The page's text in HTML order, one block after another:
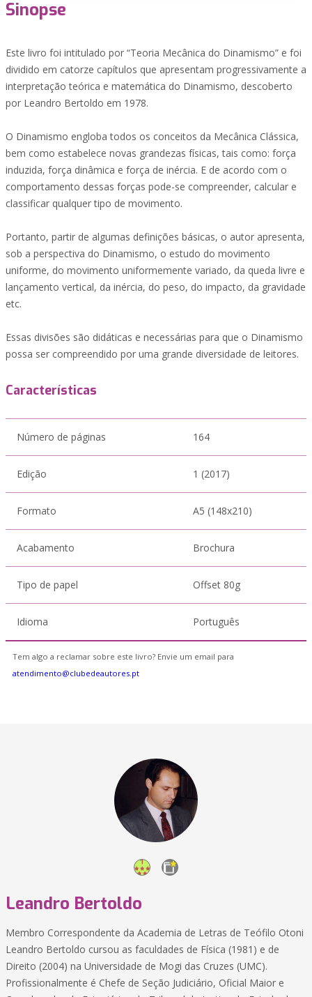
Sinopse
Este livro foi intitulado por “Teoria Mecânica do Dinamismo” e foi
dividido em catorze capítulos que apresentam progressivamente a
interpretação teórica e matemática do Dinamismo, descoberto
por Leandro Bertoldo em 1978.
O Dinamismo engloba todos os conceitos da Mecânica Clássica,
bem como estabelece novas grandezas físicas, tais como: força
induzida, força dinâmica e força de inércia. E de acordo com o
comportamento dessas forças pode-se compreender, calcular e
classificar qualquer tipo de movimento.
Portanto, partir de algumas definições básicas, o autor apresenta,
sob a perspectiva do Dinamismo, o estudo do movimento
uniforme, do movimento uniformemente variado, da queda livre e
lançamento vertical, da inércia, do peso, do impacto, da gravidade
etc.
Essas divisões são didáticas e necessárias para que o Dinamismo
possa ser compreendido por uma grande diversidade de leitores.
Características
Número de páginas 164
Edição 1 (2017)
Formato A5 (148x210)
Acabamento Brochura
Tipo de papel Offset 80g
Idioma Português
Tem algo a reclamar sobre este livro? Envie um email para
atendimento@clubedeautores.pt
Leandro Bertoldo
Membro Correspondente da Academia de Letras de Teófilo Otoni
Leandro Bertoldo cursou as faculdades de Física (1981) e de
Direito (2004) na Universidade de Mogi das Cruzes (UMC).
Profissionalmente é Chefe de Seção Judiciário, Oficial Maior e